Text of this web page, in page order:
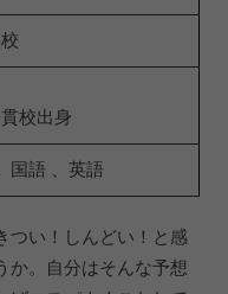
校出身
国語 、英語
つい！しんどい！と感
か。自分はそんな予想